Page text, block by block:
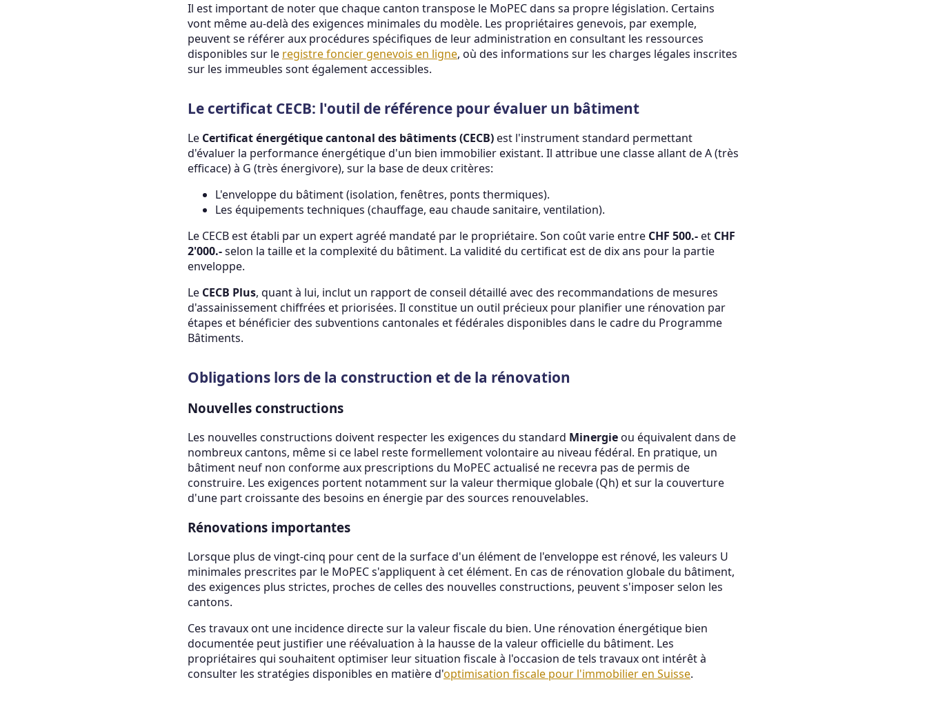
Il est important de noter que chaque canton transpose le MoPEC dans sa propre législation. Certains
vont même au-delà des exigences minimales du modèle. Les propriétaires genevois, par exemple,
peuvent se référer aux procédures spécifiques de leur administration en consultant les ressources
disponibles sur le registre foncier genevois en ligne, où des informations sur les charges légales inscrites
sur les immeubles sont également accessibles.
Le certificat CECB: l'outil de référence pour évaluer un bâtiment
Le Certificat énergétique cantonal des bâtiments (CECB)est l'instrument standard permettant
d'évaluer la performance énergétique d'un bien immobilier existant. Il attribue une classe allant de A (très
efficace) à G (très énergivore), sur la base de deux critères:
L'enveloppe du bâtiment (isolation, fenêtres, ponts thermiques).
Les équipements techniques (chauffage, eau chaude sanitaire, ventilation).
Le CECB est établi par un expert agréé mandaté par le propriétaire. Son coût varie entre CHF 500.-et CHF
2'000.-selon la taille et la complexité du bâtiment. La validité du certificat est de dix ans pour la partie
enveloppe.
Le CECB Plus, quant à lui, inclut un rapport de conseil détaillé avec des recommandations de mesures
d'assainissement chiffrées et priorisées. Il constitue un outil précieux pour planifier une rénovation par
étapes et bénéficier des subventions cantonales et fédérales disponibles dans le cadre du Programme
Bâtiments.
Obligations lors de la construction et de la rénovation
Nouvelles constructions
Les nouvelles constructions doivent respecter les exigences du standard Minergieou équivalent dans de
nombreux cantons, même si ce label reste formellement volontaire au niveau fédéral. En pratique, un
bâtiment neuf non conforme aux prescriptions du MoPEC actualisé ne recevra pas de permis de
construire. Les exigences portent notamment sur la valeur thermique globale (Qh) et sur la couverture
d'une part croissante des besoins en énergie par des sources renouvelables.
Rénovations importantes
Lorsque plus de vingt-cinq pour cent de la surface d'un élément de l'enveloppe est rénové, les valeurs U
minimales prescrites par le MoPEC s'appliquent à cet élément. En cas de rénovation globale du bâtiment,
des exigences plus strictes, proches de celles des nouvelles constructions, peuvent s'imposer selon les
cantons.
Ces travaux ont une incidence directe sur la valeur fiscale du bien. Une rénovation énergétique bien
documentée peut justifier une réévaluation à la hausse de la valeur officielle du bâtiment. Les
propriétaires qui souhaitent optimiser leur situation fiscale à l'occasion de tels travaux ont intérêt à
consulter les stratégies disponibles en matière d'optimisation fiscale pour l'immobilier en Suisse.